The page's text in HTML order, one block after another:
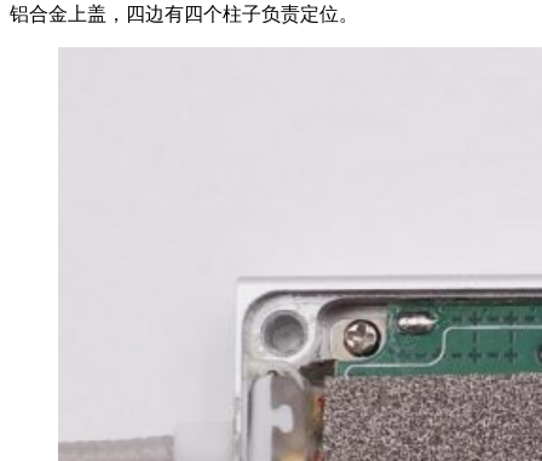
铝合金上盖，四边有四个柱子负责定位。